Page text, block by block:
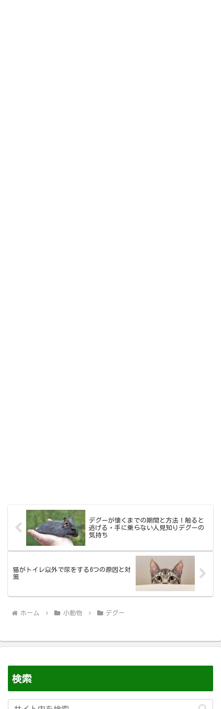
デグーが懐くまでの期間と方法！触ると
逃げる・手に乗らない人見知りデグーの
気持ち
猫がトイレ以外で尿をする6つの原因と対
策
ホーム 小動物 デグー
検索